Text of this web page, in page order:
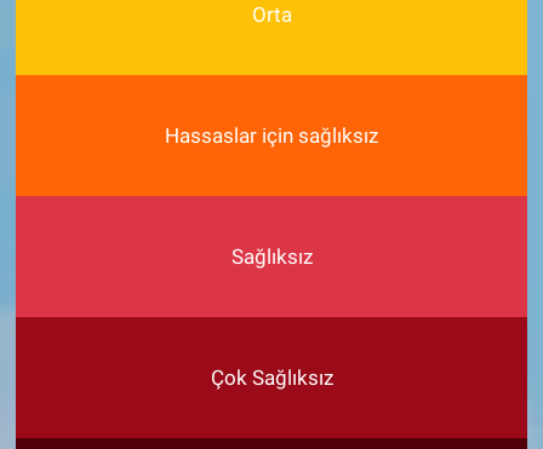
Orta
Hassaslar için sağlıksız
Sağlıksız
Çok Sağlıksız